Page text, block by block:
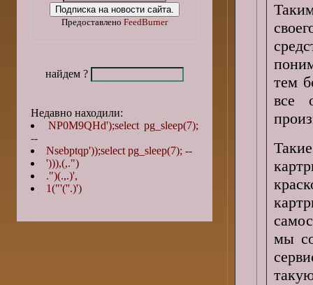
тем
все
мы
Предоставлено FeedBurner
найдем ?
Недавно находили:
NP0M9QHd');select pg_sleep(7);
--
Nsebptqp'));select pg_sleep(7); --
'))),(,.")
.")(.,.)',
1("'(''.)')